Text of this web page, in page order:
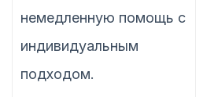
немедленную помощь с
индивидуальным
подходом.